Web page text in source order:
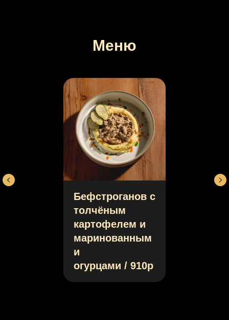
Меню
Бефстроганов с
толчёным
картофелем и
маринованным
и
огурцами / 910р